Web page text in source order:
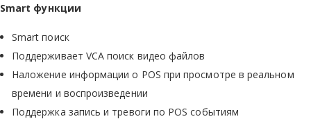
Smart функции
Smart поиск
Поддерживает VCA поиск видео файлов
Наложение информации о POS при просмотре в реальном
времени и воспроизведении
Поддержка запись и тревоги по POS событиям